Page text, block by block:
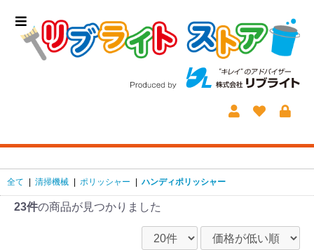
全て 清掃機械 ポリッシャー ハンディポリッシャー
23件の商品が見つかりました